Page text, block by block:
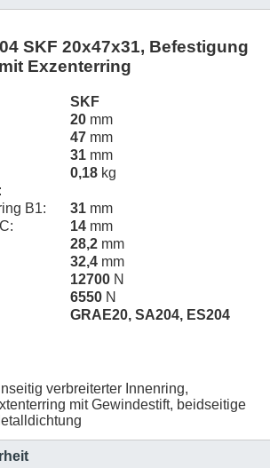
SKF 20x47x31, Befestigung
Exzenterring
SKF
20 mm
47 mm
31 mm
0,18 kg
B1:
31 mm
14 mm
28,2 mm
32,4 mm
12700 N
6550 N
GRAE20, SA204, ES204
verbreiterter Innenring,
mit Gewindestift, beidseitige